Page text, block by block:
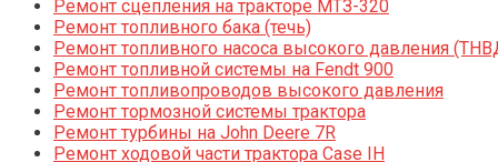
Ремонт сцепления на тракторе МТЗ-320
Ремонт топливного бака (течь)
Ремонт топливного насоса высокого давления
Ремонт топливной системы на Fendt 900
Ремонт топливопроводов высокого давления
Ремонт тормозной системы трактора
Ремонт турбины на John Deere 7R
Ремонт ходовой части трактора Case IH